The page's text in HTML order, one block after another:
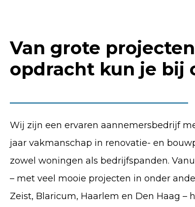
Van grote
opdracht kun je bij
Wij zijn een ervaren aannemersbedrijf
jaar vakmanschap in renovatie- en
zowel woningen als bedrijfspanden.
– met veel mooie projecten in onder
Zeist, Blaricum, Haarlem en Den Haag –